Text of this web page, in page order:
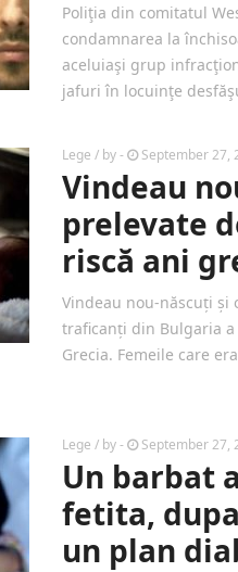
Poliţia din comitatul
condamnarea la
aceluiaşi grup
jafuri în locuinţe
Lege / by- September 27,
Vindeau
prelevate
riscă ani
Vindeau nou-născuți și
traficanți din Bulgaria
Grecia. Femeile care
Lege / by- September 27,
Un barbat
fetita,
un plan